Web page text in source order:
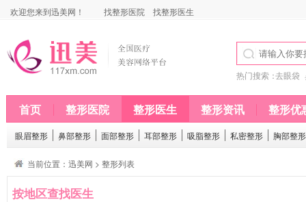
欢迎您来到迅美网！ 找整形医院 找整形医生
热门搜索：去眼袋
首页 整形医院 整形医生 整形资讯 整形优
眼眉整形 鼻部整形 面部整形 耳部整形 吸脂整形 私密整形 胸部整形
当前位置： 迅美网 > 整形列表
按地区查找医生